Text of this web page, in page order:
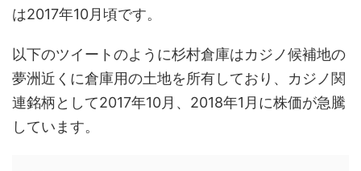
は2017年10月頃です。
以下のツイートのように杉村倉庫はカジノ候補地の
夢洲近くに倉庫用の土地を所有しており、カジノ関
連銘柄として2017年10月、2018年1月に株価が急騰
しています。